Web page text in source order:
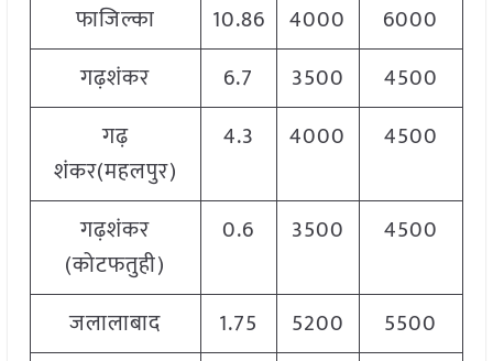
फाजिल्का
10.86 4000 6000
गढ़शंकर
6.7 3500 4500
गढ़
शंकर(महलपुर)
4.3 4000 4500
गढ़शंकर
(कोटफतुही)
0.6 3500 4500
जलालाबाद 1.75 5200 5500